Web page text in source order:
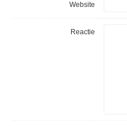
Website
Reactie